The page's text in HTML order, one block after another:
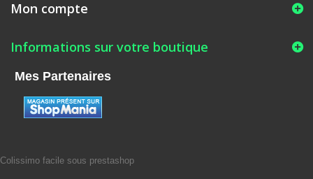
Mon compte
Informations sur votre boutique
Mes Partenaires
Colissimo facile sous prestashop